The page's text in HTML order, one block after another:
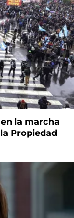
la marcha
Propiedad